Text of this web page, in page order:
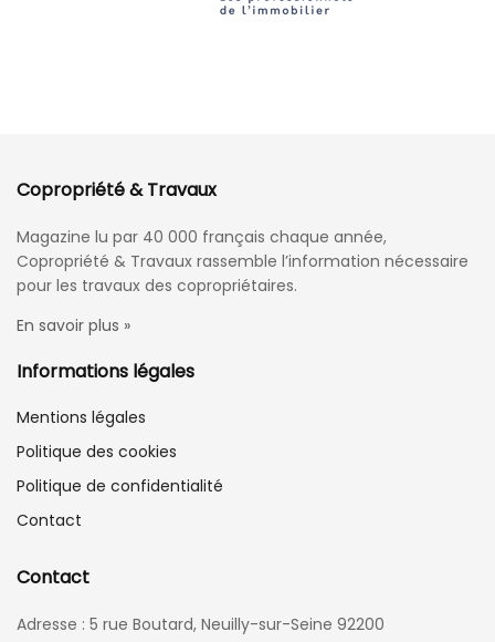
Copropriété & Travaux
Magazine lu par 40 000 français chaque année,
Copropriété & Travaux rassemble l’information nécessaire
pour les travaux des copropriétaires.
En savoir plus »
Informations légales
Mentions légales
Politique des cookies
Politique de confidentialité
Contact
Contact
Adresse : 5 rue Boutard, Neuilly-sur-Seine 92200